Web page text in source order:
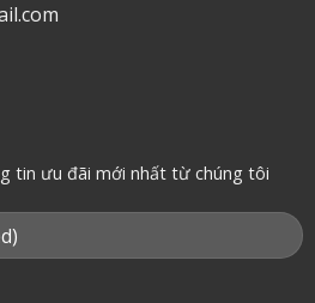
tin ưu đãi mới nhất từ chúng tôi